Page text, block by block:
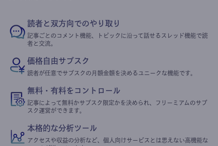
読者と双方向でのやり取り
記事ごとのコメント機能、トピックに沿って話せるスレッド機能で読
者と交流。
価格自由サブスク
読者が任意でサブスクの月額金額を決めるユニークな機能です。
無料・有料をコントロール
記事によって無料かサブスク限定かを決められ、フリーミアムのサブ
スク運営ができます。
本格的な分析ツール
アクセスや収益の分析など、個人向けサービスとは思えない高機能な